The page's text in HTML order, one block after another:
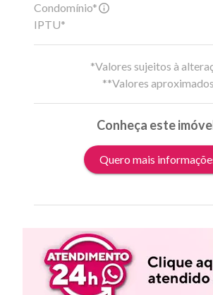
Condomínio*
IPTU*
*Valores sujeitos à
**Valores aproximados
Conheça este
Quero mais